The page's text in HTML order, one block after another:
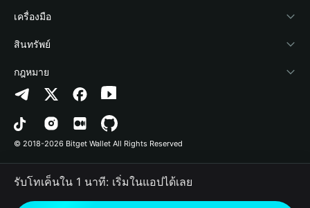
ข่าวสารด้านคริปโต
ศูนย์ช่วยเหลือ
ติดต่อเรา
ทรัพยากรข้อมูลของแบรนด์
อาชีพ
Payfi Crypto
Crypto Swap API
Altcoin Season Index
Prediction Markets
DApp
RWA
เชื่อมต่อ Wallet
Bitget Wallet Pay
ลิสต์โปรเจกต์
Protection Fund
เทคโนโลยีความปลอดภัย
เครื่องมือ
ซื้อคริปโต
การตรวจจับการอนุญาต
การตรวจจับสัญญา
การโอนเป็นชุด
สินทรัพย์
Arbitrum
Avalanche
Bitcoin
Polygon
กฎหมาย
นโยบายความเป็นส่วนตัว
ข้อตกลงในการใช้บริการ
© 2018-2026 Bitget Wallet All Rights Reserved
รับโทเค็นใน 1 นาที: เริ่มในแอปได้เลย